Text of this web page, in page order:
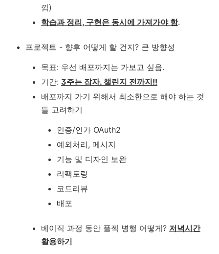
낌)
학습과 정리, 구현은 동시에 가져가야 함.
프로젝트 - 향후 어떻게 할 건지? 큰 방향성
목표: 우선 배포까지는 가보고 싶음.
기간: 3주는 잡자. 챌린지 전까지!!
배포까지 가기 위해서 최소한으로 해야 하는 것
들 고려하기
인증/인가 OAuth2
예외처리, 메시지
기능 및 디자인 보완
리팩토링
코드리뷰
배포
베이직 과정 동안 플젝 병행 어떻게? 저녁시간
활용하기